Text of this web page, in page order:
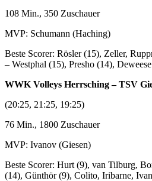
108 Min., 350 Zuschauer
MVP: Schumann (Haching)
Beste Scorer: Rösler (15), Zeller,
– Westphal (15), Presho (14),
WWK Volleys Herrsching – TSV
(20:25, 21:25, 19:25)
76 Min., 1800 Zuschauer
MVP: Ivanov (Giesen)
Beste Scorer: Hurt (9), van Tilburg,
(14), Günthör (9), Colito, Iribarne,